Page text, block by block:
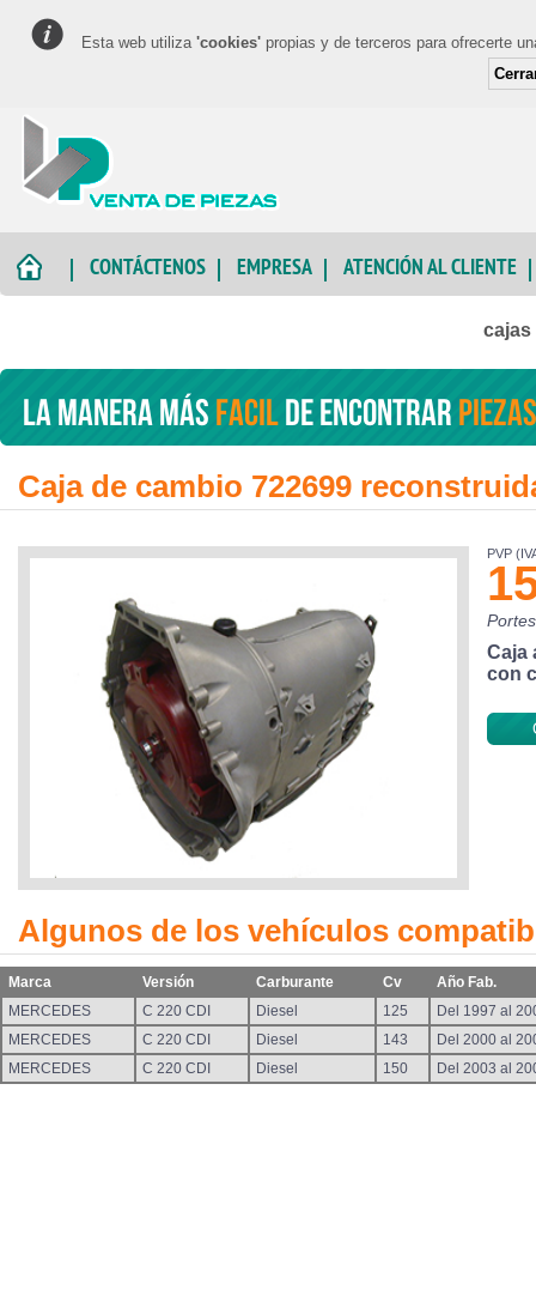
Esta web utiliza 'cookies' propias y de terceros para ofrecerte
CONTÁCTENOS EMPRESA ATENCIÓN AL CLIENTE
cajas
La manera másfacilde encontrar
Caja de cambio 722699
PVP
Caja
con
Algunos de los vehículos
Marca Versión Carburante Cv
Año Fab.
MERCEDES
C 220 CDI Diesel 125
Del 1997 al
MERCEDES
C 220 CDI Diesel 143
Del 2000 al
MERCEDES
C 220 CDI Diesel 150 Del 2003 al